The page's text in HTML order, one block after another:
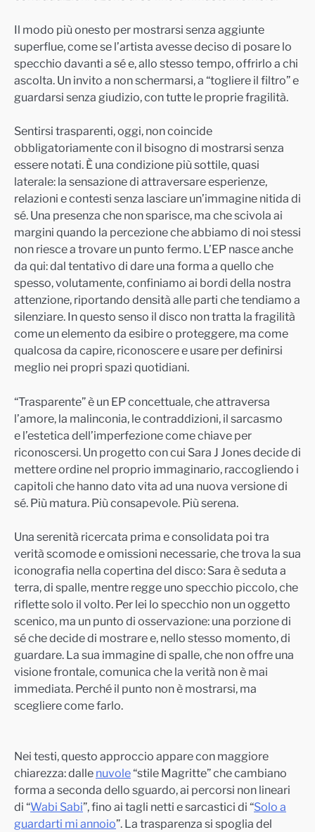
Il modo più onesto per mostrarsi senza aggiunte
superflue, come se l’artista avesse deciso di posare lo
specchio davanti a sé e, allo stesso tempo, offrirlo a chi
ascolta. Un invito a non schermarsi, a “togliere il filtro” e
guardarsi senza giudizio, con tutte le proprie fragilità.
Sentirsi trasparenti, oggi, non coincide
obbligatoriamente con il bisogno di mostrarsi senza
essere notati. È una condizione più sottile, quasi
laterale: la sensazione di attraversare esperienze,
relazioni e contesti senza lasciare un’immagine nitida di
sé. Una presenza che non sparisce, ma che scivola ai
margini quando la percezione che abbiamo di noi stessi
non riesce a trovare un punto fermo. L’EP nasce anche
da qui: dal tentativo di dare una forma a quello che
spesso, volutamente, confiniamo ai bordi della nostra
attenzione, riportando densità alle parti che tendiamo a
silenziare. In questo senso il disco non tratta la fragilità
come un elemento da esibire o proteggere, ma come
qualcosa da capire, riconoscere e usare per definirsi
meglio nei propri spazi quotidiani.
“Trasparente” è un EP concettuale, che attraversa
l’amore, la malinconia, le contraddizioni, il sarcasmo
e l’estetica dell’imperfezione come chiave per
riconoscersi. Un progetto con cui Sara J Jones decide di
mettere ordine nel proprio immaginario, raccogliendo i
capitoli che hanno dato vita ad una nuova versione di
sé. Più matura. Più consapevole. Più serena.
Una serenità ricercata prima e consolidata poi tra
verità scomode e omissioni necessarie, che trova la sua
iconografia nella copertina del disco: Sara è seduta a
terra, di spalle, mentre regge uno specchio piccolo, che
riflette solo il volto. Per lei lo specchio non un oggetto
scenico, ma un punto di osservazione: una porzione di
sé che decide di mostrare e, nello stesso momento, di
guardare. La sua immagine di spalle, che non offre una
visione frontale, comunica che la verità non è mai
immediata. Perché il punto non è mostrarsi, ma
scegliere come farlo.
Nei testi, questo approccio appare con maggiore
chiarezza: dalle nuvole“stile Magritte” che cambiano
forma a seconda dello sguardo, ai percorsi non lineari
di “Wabi Sabi”, fino ai tagli netti e sarcastici di “Solo a
guardarti mi annoio”. La trasparenza si spoglia del